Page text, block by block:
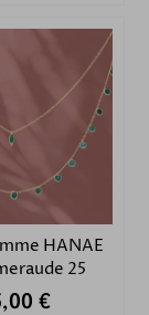
HANAE
25
€